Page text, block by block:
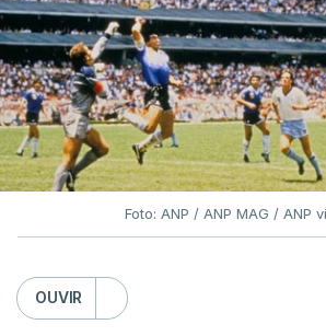
Foto: ANP / ANP MAG / ANP
OUVIR